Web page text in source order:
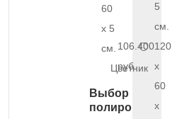
60
x 5
см.
Цветник
Выбор
полировки
5
см.
106.400
руб.
120
x
60
x